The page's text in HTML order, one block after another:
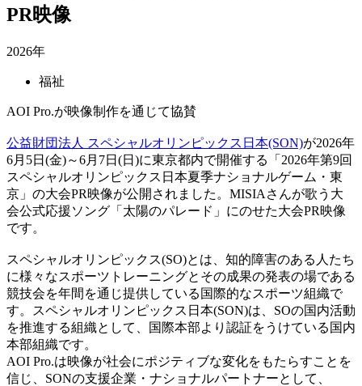
PR映像
2026年
福祉
AOI Pro.が映像制作を通じて協賛
公益財団法人 スペシャルオリンピックス日本(SON)が2026年
6月5日(金)～6月7日(日)に東京都内で開催する「2026年第9回
スペシャルオリンピックス日本夏季ナショナルゲーム・東
京」の大会PR映像が公開されました。MISIAさんが歌う大
会公式応援ソング「太陽のパレード」にのせた大会PR映像
です。
スペシャルオリンピックス(SO)とは、知的障害のある人たち
に様々なスポーツトレーニングとその成果の発表の場である
競技会を年間を通じ提供している国際的なスポーツ組織で
す。スペシャルオリンピックス日本(SON)は、SOの国内活動
を推進する組織として、国際本部より認証をうけている国内
本部組織です。
AOI Pro.は映像が社会にポジティブな変化をもたらすことを
信じ、SONの支援企業・ナショナルパートナーとして、